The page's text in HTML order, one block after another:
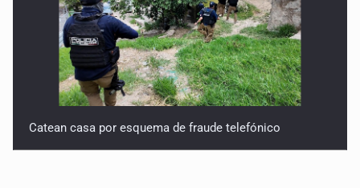
Catean casa por esquema de fraude telefónico